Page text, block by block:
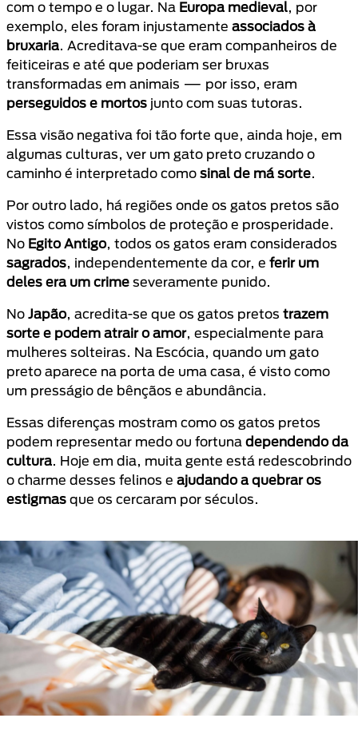
com o tempo e o lugar. Na Europa medieval , por
exemplo, eles foram injustamente associados à
bruxaria . Acreditava-se que eram companheiros de
feiticeiras e até que poderiam ser bruxas
transformadas em animais — por isso, eram
perseguidos e mortos junto com suas tutoras.
Essa visão negativa foi tão forte que, ainda hoje, em
algumas culturas, ver um gato preto cruzando o
caminho é interpretado como sinal de má sorte
Por outro lado, há regiões onde os gatos pretos são
vistos como símbolos de proteção e prosperidade.
No Egito Antigo, todos os gatos eram considerados
sagrados , independentemente da cor, e ferir um
deles era um crime severamente punido.
No Japão, acredita-se que os gatos pretos trazem
sorte e podem atrair o amor, especialmente para
mulheres solteiras. Na Escócia, quando um gato
preto aparece na porta de uma casa, é visto como
um presságio de bênçãos e abundância.
Essas diferenças mostram como os gatos pretos
podem representar medo ou fortuna dependendo da
cultura . Hoje em dia, muita gente está redescobrindo
o charme desses felinos e ajudando a quebrar os
estigmas que os cercaram por séculos.